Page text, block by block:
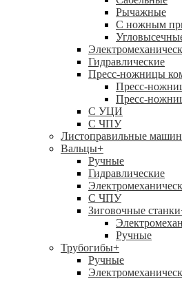
Рычажные
С ножным
Гидравлические
Пресс-ножницы
Пресс-
Пресс-
С УЦИ
С ЧПУ
Листоправильные
Вальцы+
Ручные
Гидравлические
С ЧПУ
Зиговочные станки
Ручные
Трубогибы+
Ручные